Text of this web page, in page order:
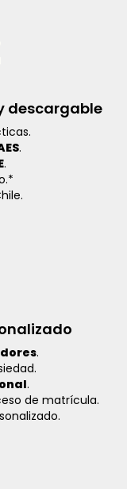
descargable
.
.
.
.
de matrícula.